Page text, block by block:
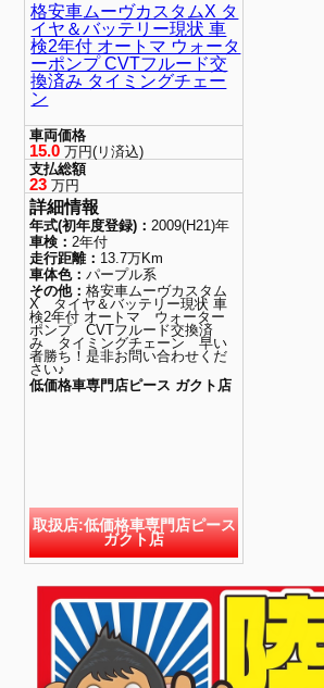
格安車ムーヴカスタムX タ
イヤ＆バッテリー現状 車
検2年付 オートマ ウォータ
ーポンプ CVTフルード交
換済み タイミングチェー
ン
車両価格
15.0 万円(リ済込)
支払総額
23 万円
詳細情報
年式(初年度登録)： 2009(H21)年
車検： 2年付
走行距離： 13.7万Km
車体色：パープル系
その他：格安車ムーヴカスタム
X タイヤ＆バッテリー現状 車
検2年付 オートマ ウォーター
ポンプ CVTフルード交換済
み タイミングチェーン 早い
者勝ち！是非お問い合わせくだ
さい♪
低価格車専門店ピース ガクト店
取扱店:低価格車専門店ピース
ガクト店